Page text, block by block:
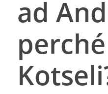
ad
perché